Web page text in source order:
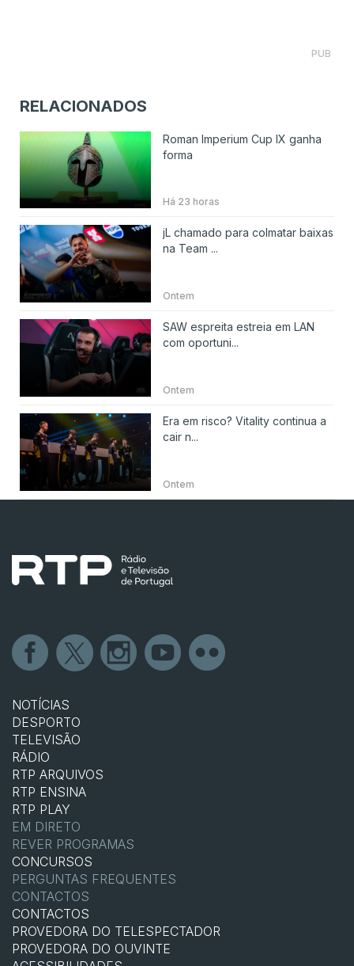
PUB
RELACIONADOS
Roman Imperium Cup IX ganha
forma
Há 23 horas
jL chamado para colmatar baixas
na Team ...
Ontem
SAW espreita estreia em LAN
com oportuni...
Ontem
Era em risco? Vitality continua a
cair n...
Ontem
NOTÍCIAS
DESPORTO
TELEVISÃO
RÁDIO
RTP ARQUIVOS
RTP ENSINA
RTP PLAY
EM DIRETO
REVER PROGRAMAS
CONCURSOS
PERGUNTAS FREQUENTES
CONTACTOS
CONTACTOS
PROVEDORA DO TELESPECTADOR
PROVEDORA DO OUVINTE